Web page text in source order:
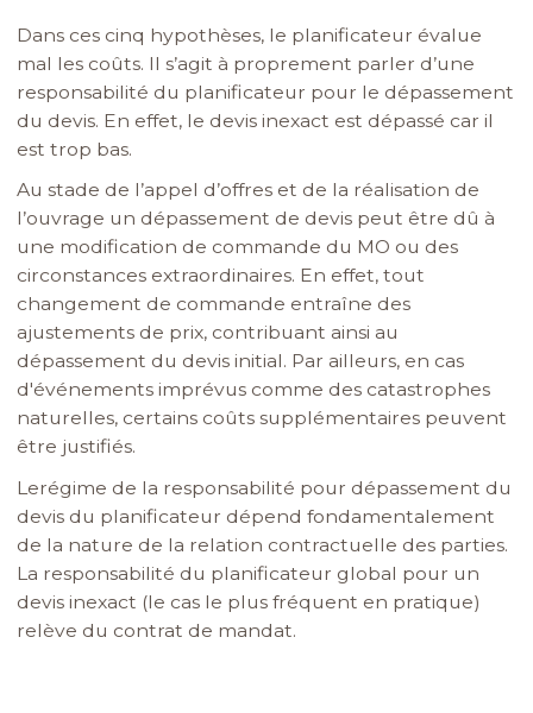
Dans ces cinq hypothèses, le planificateur évalue
mal les coûts. Il s’agit à proprement parler d’une
responsabilité du planificateur pour le dépassement
du devis. En effet, le devis inexact est dépassé car il
est trop bas.
Au stade de l’appel d’offres et de la réalisation de
l’ouvrage un dépassement de devis peut être dû à
une modification de commande du MO ou des
circonstances extraordinaires. En effet, tout
changement de commande entraîne des
ajustements de prix, contribuant ainsi au
dépassement du devis initial. Par ailleurs, en cas
d'événements imprévus comme des catastrophes
naturelles, certains coûts supplémentaires peuvent
être justifiés.
Lerégime de la responsabilité pour dépassement du
devis du planificateur dépend fondamentalement
de la nature de la relation contractuelle des parties.
La responsabilité du planificateur global pour un
devis inexact (le cas le plus fréquent en pratique)
relève du contrat de mandat.